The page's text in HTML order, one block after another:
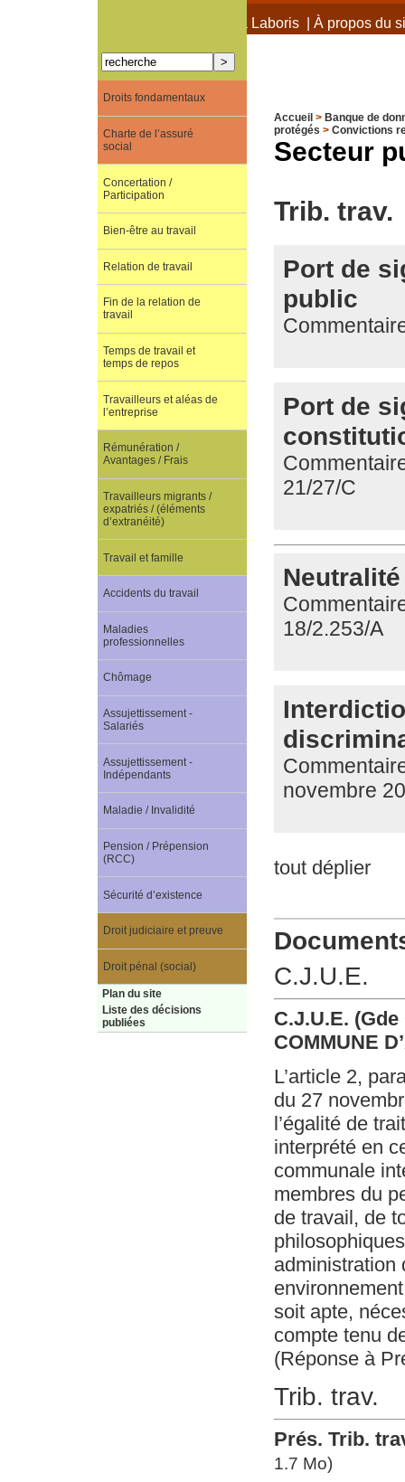
À propos de Terra Laboris| À propos du
Accueil > Banque de
protégés > Convictions
Secteur
Trib. trav.
Port de
public
Port de
21/27/C
18/2.253/A
novembre
tout déplier
C.J.U.E.
C.J.U.E.
COMMUNE
L’article 2,
du 27
l’égalité de
interprété en
communale
membres du
de travail, de
administration
soit apte,
compte tenu
(Réponse à
Trib. trav.
Prés. Trib.
1.7 Mo)
Droits fondamentaux
Charte de l’assuré
social
Concertation /
Participation
Bien-être au travail
Relation de travail
Fin de la relation de
travail
Temps de travail et
temps de repos
Travailleurs et aléas de
l’entreprise
Rémunération /
Avantages / Frais
Travailleurs migrants /
expatriés / (éléments
d’extranéité)
Travail et famille
Accidents du travail
Maladies
professionnelles
Chômage
Assujettissement -
Salariés
Assujettissement -
Indépendants
Maladie / Invalidité
Pension / Prépension
(RCC)
Sécurité d’existence
Droit judiciaire et preuve
Droit pénal (social)
Plan du site
Liste des décisions
publiées